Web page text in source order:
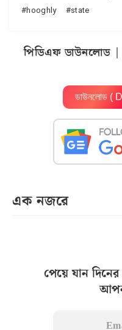
hooghly
state
পিডিএফ ডাউনলোড
ডাউনলোড (
এক নজরে
পেয়ে যান